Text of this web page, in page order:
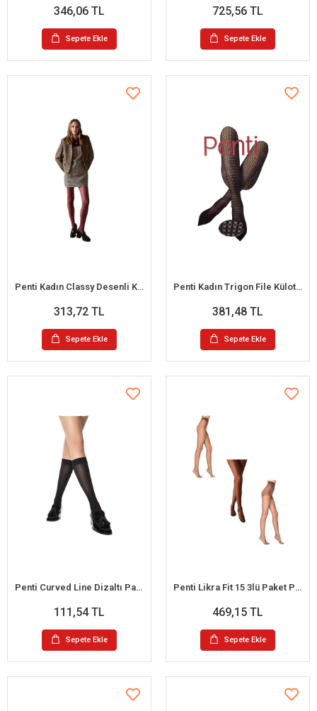
346,06 TL
Sepete Ekle
725,56 TL
Sepete Ekle
Penti Kadın Classy Desenli Külotlu Çorap
313,72 TL
Sepete Ekle
Penti Kadın Trigon File Külotlu Çorap
381,48 TL
Sepete Ekle
Penti Curved Line Dizaltı Pantalon Çorap
111,54 TL
Sepete Ekle
Penti Likra Fit 15 3lü Paket Parlak Külotlu Çorap XL (Kestane-Mürdüm-Kızıl Siyah)
469,15 TL
Sepete Ekle